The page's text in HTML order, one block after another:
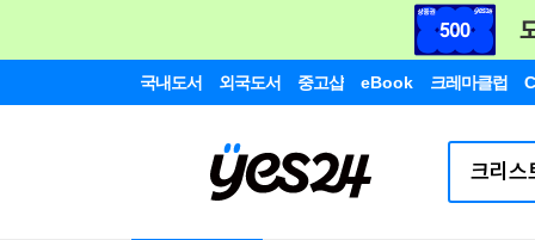
국내도서 외국도서 중고샵 eBook 크레마클럽